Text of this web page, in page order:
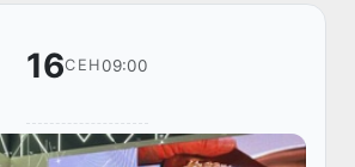
16СЕН09:00